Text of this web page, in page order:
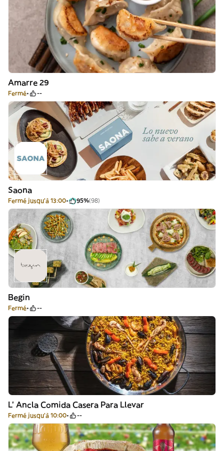
Amarre 29
Fermé --
Saona
Fermé jusqu'à 13:00 95%(98)
Begin
Fermé --
L' Ancla Comida Casera Para Llevar
Fermé jusqu'à 10:00 --